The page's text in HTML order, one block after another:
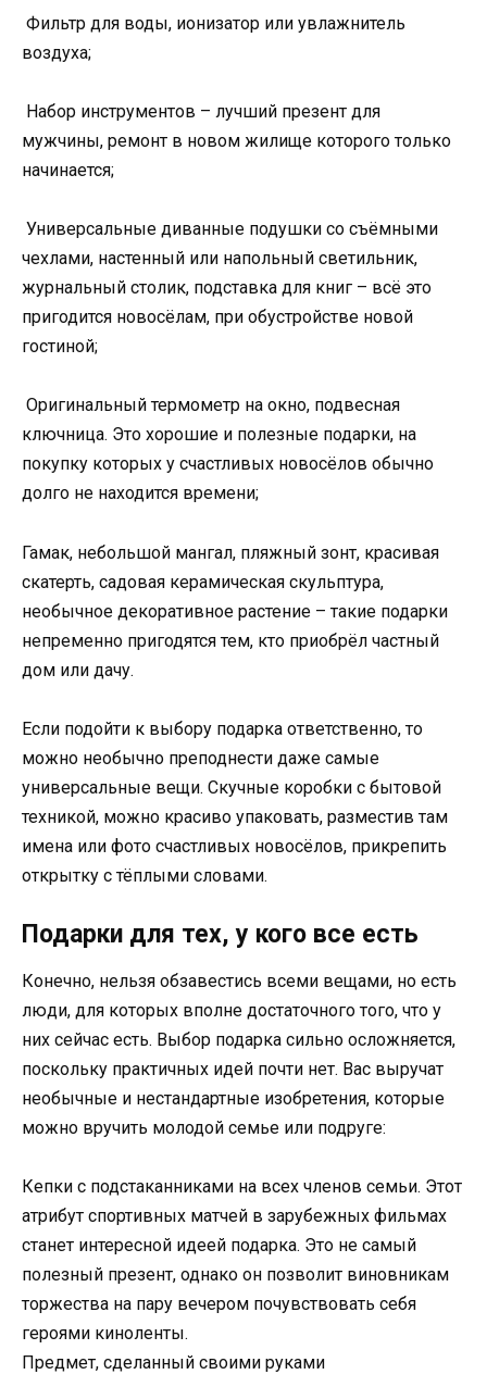
Фильтр для воды, ионизатор или увлажнитель
воздуха;
Набор инструментов – лучший презент для
мужчины, ремонт в новом жилище которого только
начинается;
Универсальные диванные подушки со съёмными
чехлами, настенный или напольный светильник,
журнальный столик, подставка для книг – всё это
пригодится новосёлам, при обустройстве новой
гостиной;
Оригинальный термометр на окно, подвесная
ключница. Это хорошие и полезные подарки, на
покупку которых у счастливых новосёлов обычно
долго не находится времени;
Гамак, небольшой мангал, пляжный зонт, красивая
скатерть, садовая керамическая скульптура,
необычное декоративное растение – такие подарки
непременно пригодятся тем, кто приобрёл частный
дом или дачу.
Если подойти к выбору подарка ответственно, то
можно необычно преподнести даже самые
универсальные вещи. Скучные коробки с бытовой
техникой, можно красиво упаковать, разместив там
имена или фото счастливых новосёлов, прикрепить
открытку с тёплыми словами.
Подарки для тех, у кого все есть
Конечно, нельзя обзавестись всеми вещами, но есть
люди, для которых вполне достаточного того, что у
них сейчас есть. Выбор подарка сильно осложняется,
поскольку практичных идей почти нет. Вас выручат
необычные и нестандартные изобретения, которые
можно вручить молодой семье или подруге:
Кепки с подстаканниками на всех членов семьи. Этот
атрибут спортивных матчей в зарубежных фильмах
станет интересной идеей подарка. Это не самый
полезный презент, однако он позволит виновникам
торжества на пару вечером почувствовать себя
героями киноленты.
Предмет, сделанный своими руками